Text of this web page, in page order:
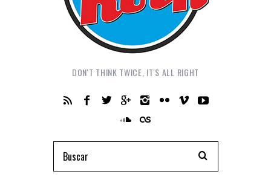
DON'T THINK TWICE, IT'S ALL RIGHT